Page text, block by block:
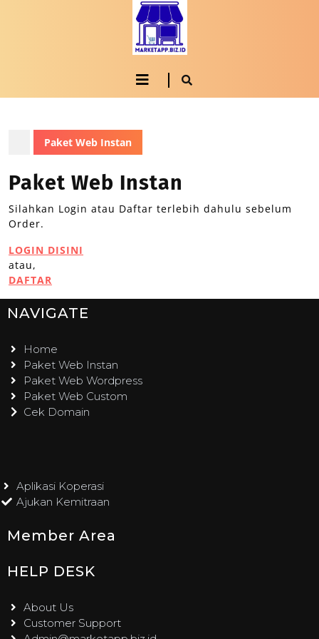
Paket Web Instan
Paket Web Instan
Silahkan Login atau Daftar terlebih dahulu sebelum
Order.
LOGIN DISINI
atau,
DAFTAR
NAVIGATE
Home ​
Paket Web Instan
Paket Web Wordpress
Paket Web Custom
Cek Domain
Aplikasi Koperasi
Ajukan Kemitraan
Member Area
HELP DESK
About Us
​Customer Support ​